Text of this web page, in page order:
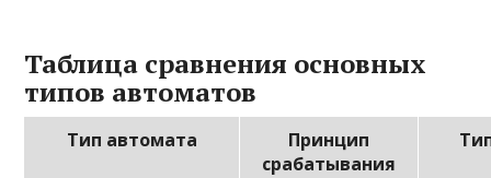
Таблица сравнения основных
типов автоматов
Тип автомата
Принцип
срабатывания